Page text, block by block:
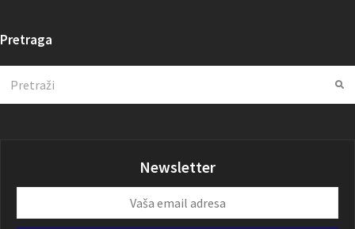
Pretraga
Newsletter
email